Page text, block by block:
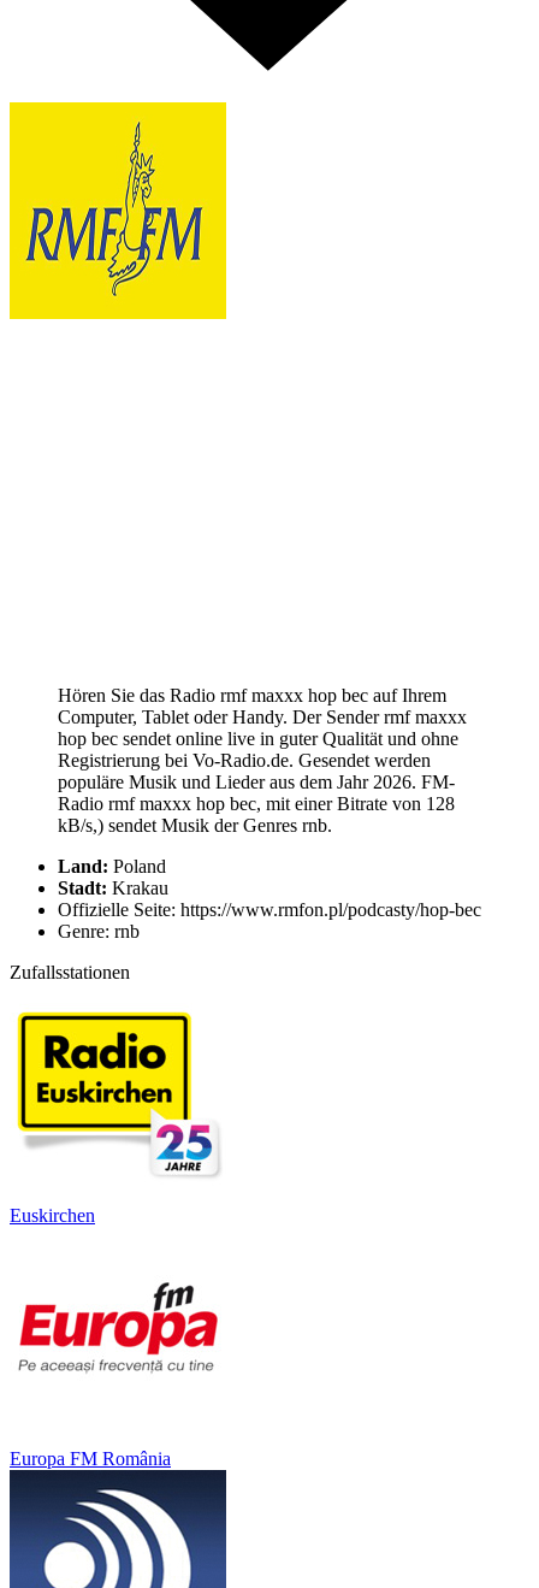
Hören Sie das Radio rmf maxxx hop bec auf Ihrem
Computer, Tablet oder Handy. Der Sender rmf maxxx
hop bec sendet online live in guter Qualität und ohne
Registrierung bei Vo-Radio.de. Gesendet werden
populäre Musik und Lieder aus dem Jahr 2026. FM-
Radio rmf maxxx hop bec, mit einer Bitrate von 128
kB/s,) sendet Musik der Genres rnb.
Land: Poland
Stadt: Krakau
Offizielle Seite: https://www.rmfon.pl/podcasty/hop-bec
Genre: rnb
Zufallsstationen
Euskirchen
Europa FM România